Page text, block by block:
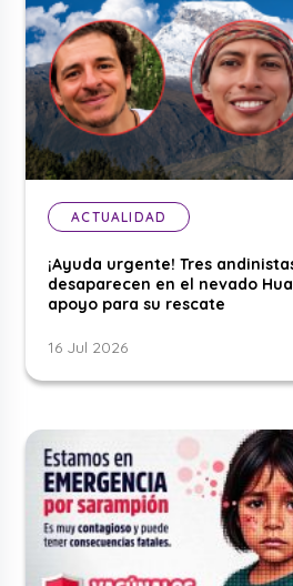
ACTUALIDAD
¡Ayuda urgente! Tres
desaparecen en el nevado
apoyo para su rescate
16 Jul 2026